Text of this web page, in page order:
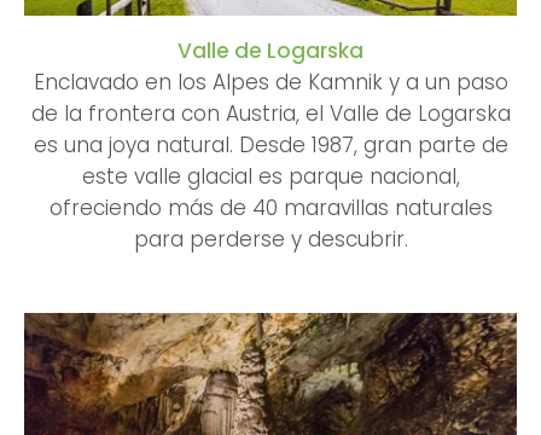
Valle de Logarska
Enclavado en los Alpes de Kamnik y a un paso
de la frontera con Austria, el Valle de Logarska
es una joya natural. Desde 1987, gran parte de
este valle glacial es parque nacional,
ofreciendo más de 40 maravillas naturales
para perderse y descubrir.